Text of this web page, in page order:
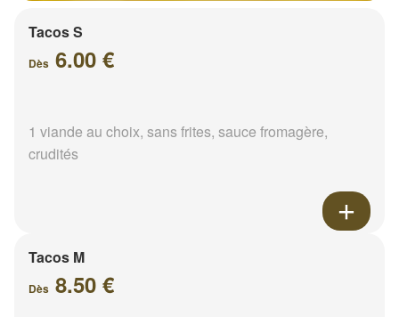
Tacos S
Dès 6.00 €
1 viande au choix, sans frites, sauce fromagère,
crudités
Tacos M
Dès 8.50 €